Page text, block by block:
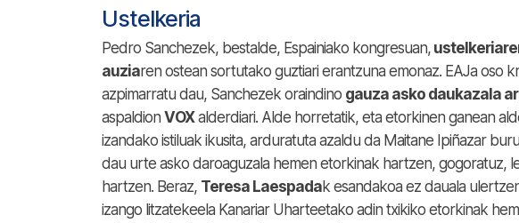
Ustelkeria
Pedro Sanchezek, bestalde, Espainiako kongresuan,
auziaren ostean sortutako guztiari erantzuna emonaz. EAJa oso
azpimarratu dau, Sanchezek oraindino gauza asko daukazala
aspaldion VOXalderdiari. Alde horretatik, eta etorkinen ganean
izandako istiluak ikusita, arduratuta azaldu da Maitane Ipiñazar
dau urte asko daroaguzala hemen etorkinak hartzen, gogoratuz,
hartzen. Beraz, Teresa Laespadak esandakoa ez dauala
izango litzatekeela Kanariar Uharteetako adin txikiko etorkinak